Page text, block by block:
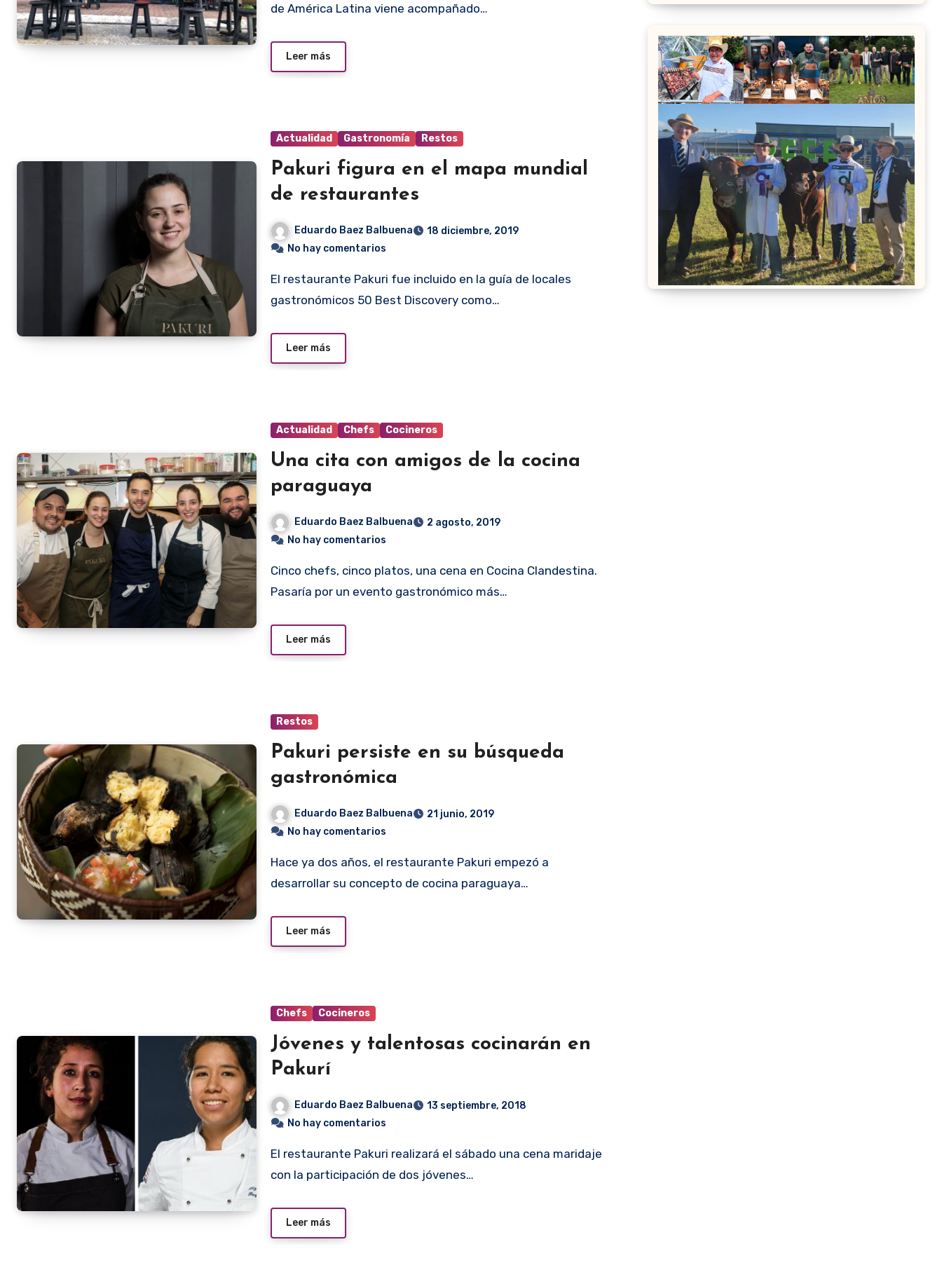
de América Latina viene acompañado…
Leer más
Actualidad Gastronomía Restos
Pakuri figura en el mapa mundial
de restaurantes
Eduardo Baez Balbuena
18 diciembre, 2019
No hay comentarios
El restaurante Pakuri fue incluido en la guía de locales
gastronómicos 50 Best Discovery como…
Leer más
Actualidad Chefs Cocineros
Una cita con amigos de la cocina
paraguaya
Eduardo Baez Balbuena
2 agosto, 2019
No hay comentarios
Cinco chefs, cinco platos, una cena en Cocina Clandestina.
Pasaría por un evento gastronómico más…
Leer más
Restos
Pakuri persiste en su búsqueda
gastronómica
Eduardo Baez Balbuena
21 junio, 2019
No hay comentarios
Hace ya dos años, el restaurante Pakuri empezó a
desarrollar su concepto de cocina paraguaya…
Leer más
Chefs Cocineros
Jóvenes y talentosas cocinarán en
Pakurí
Eduardo Baez Balbuena
13 septiembre, 2018
No hay comentarios
El restaurante Pakuri realizará el sábado una cena maridaje
con la participación de dos jóvenes…
Leer más